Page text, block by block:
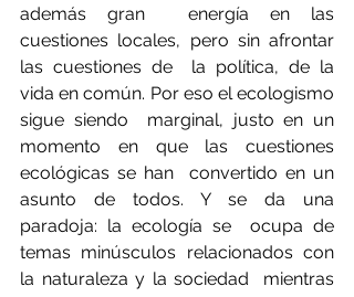
además gran  energía en las
cuestiones locales, pero sin afrontar
las cuestiones de  la política, de la
vida en común. Por eso el ecologismo
sigue siendo  marginal, justo en un
momento en que las cuestiones
ecológicas se han  convertido en un
asunto de todos. Y se da una
paradoja: la ecología se  ocupa de
temas minúsculos relacionados con
la naturaleza y la sociedad  mientras